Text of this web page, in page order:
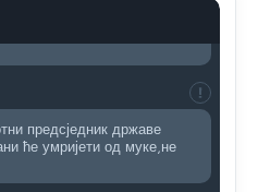
pakta, na vlast došli
ratni profiter i
предсједник државе
ће умријети од муке,не